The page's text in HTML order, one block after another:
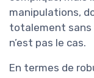
manipulations,
totalement sans
n’est pas le cas.
En termes de